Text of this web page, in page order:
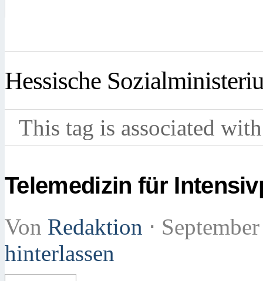
Hessische
This tag is associated
Telemedizin für
Von Redaktion ⋅
hinterlassen